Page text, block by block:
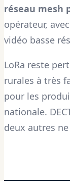
réseau mesh
opérateur,
vidéo basse
LoRa reste
rurales à très
pour les
nationale.
deux autres